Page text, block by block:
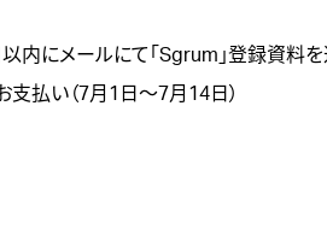
内にメールにて「Sgrum」登録資料
払い（7月1日～7月14日）